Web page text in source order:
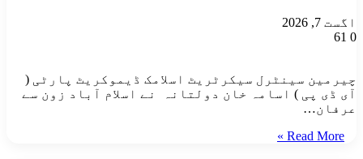
اگست 7, 2026
0
چیرمین سینٹرل سیکرٹریٹ اسلامک ڈیموکریٹ پارٹی (
آی ڈی پی ) اسامہ خان دولتانہ نے اسلام آباد زون سے
عرفان…
Read More »